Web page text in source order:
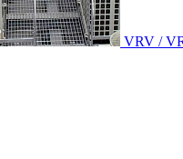
VRV /